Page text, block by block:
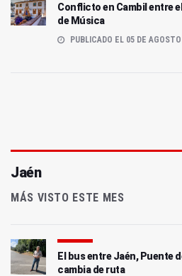
Conflicto en Cambil entre
de Música
PUBLICADO EL 05 DE
Jaén
MÁS VISTO ESTE MES
El bus entre Jaén, Puente
cambia de ruta